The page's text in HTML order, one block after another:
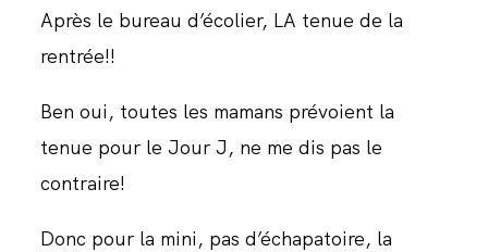
Après le bureau d’écolier, LA tenue de la
rentrée!!
Ben oui, toutes les mamans prévoient la
tenue pour le Jour J, ne me dis pas le
contraire!
Donc pour la mini, pas d’échapatoire, la